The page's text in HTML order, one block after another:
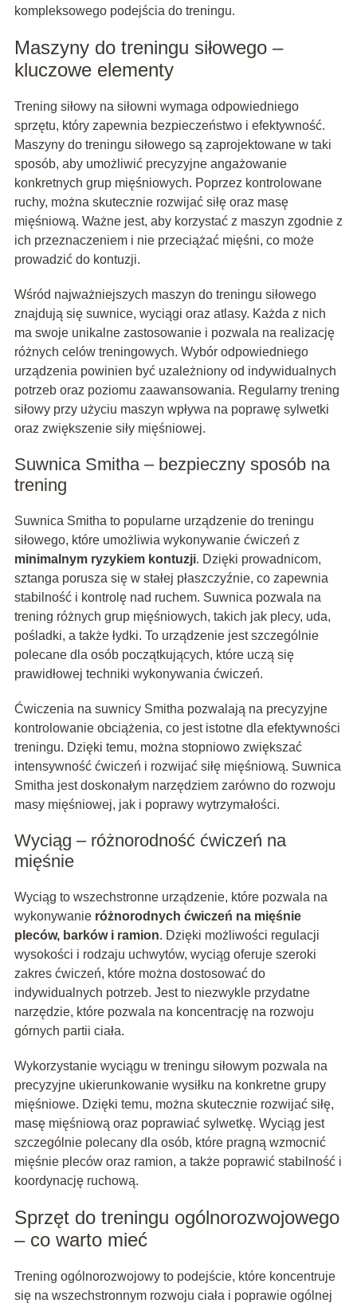
kompleksowego podejścia do treningu.
Maszyny do treningu siłowego –
kluczowe elementy
Trening siłowy na siłowni wymaga odpowiedniego
sprzętu, który zapewnia bezpieczeństwo i efektywność.
Maszyny do treningu siłowego są zaprojektowane w taki
sposób, aby umożliwić precyzyjne angażowanie
konkretnych grup mięśniowych. Poprzez kontrolowane
ruchy, można skutecznie rozwijać siłę oraz masę
mięśniową. Ważne jest, aby korzystać z maszyn zgodnie z
ich przeznaczeniem i nie przeciążać mięśni, co może
prowadzić do kontuzji.
Wśród najważniejszych maszyn do treningu siłowego
znajdują się suwnice, wyciągi oraz atlasy. Każda z nich
ma swoje unikalne zastosowanie i pozwala na realizację
różnych celów treningowych. Wybór odpowiedniego
urządzenia powinien być uzależniony od indywidualnych
potrzeb oraz poziomu zaawansowania. Regularny trening
siłowy przy użyciu maszyn wpływa na poprawę sylwetki
oraz zwiększenie siły mięśniowej.
Suwnica Smitha – bezpieczny sposób na
trening
Suwnica Smitha to popularne urządzenie do treningu
siłowego, które umożliwia wykonywanie ćwiczeń z
minimalnym ryzykiem kontuzji. Dzięki prowadnicom,
sztanga porusza się w stałej płaszczyźnie, co zapewnia
stabilność i kontrolę nad ruchem. Suwnica pozwala na
trening różnych grup mięśniowych, takich jak plecy, uda,
pośladki, a także łydki. To urządzenie jest szczególnie
polecane dla osób początkujących, które uczą się
prawidłowej techniki wykonywania ćwiczeń.
Ćwiczenia na suwnicy Smitha pozwalają na precyzyjne
kontrolowanie obciążenia, co jest istotne dla efektywności
treningu. Dzięki temu, można stopniowo zwiększać
intensywność ćwiczeń i rozwijać siłę mięśniową. Suwnica
Smitha jest doskonałym narzędziem zarówno do rozwoju
masy mięśniowej, jak i poprawy wytrzymałości.
Wyciąg – różnorodność ćwiczeń na
mięśnie
Wyciąg to wszechstronne urządzenie, które pozwala na
wykonywanie różnorodnych ćwiczeń na mięśnie
pleców, barków i ramion. Dzięki możliwości regulacji
wysokości i rodzaju uchwytów, wyciąg oferuje szeroki
zakres ćwiczeń, które można dostosować do
indywidualnych potrzeb. Jest to niezwykle przydatne
narzędzie, które pozwala na koncentrację na rozwoju
górnych partii ciała.
Wykorzystanie wyciągu w treningu siłowym pozwala na
precyzyjne ukierunkowanie wysiłku na konkretne grupy
mięśniowe. Dzięki temu, można skutecznie rozwijać siłę,
masę mięśniową oraz poprawiać sylwetkę. Wyciąg jest
szczególnie polecany dla osób, które pragną wzmocnić
mięśnie pleców oraz ramion, a także poprawić stabilność i
koordynację ruchową.
Sprzęt do treningu ogólnorozwojowego
– co warto mieć
Trening ogólnorozwojowy to podejście, które koncentruje
się na wszechstronnym rozwoju ciała i poprawie ogólnej